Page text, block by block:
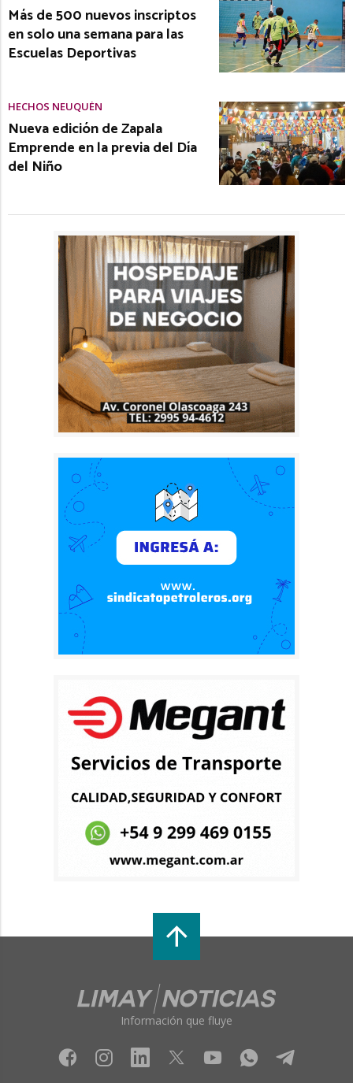
Más de 500 nuevos inscriptos
en solo una semana para las
Escuelas Deportivas
HECHOS NEUQUÉN
Nueva edición de Zapala
Emprende en la previa del Día
del Niño
Información que fluye